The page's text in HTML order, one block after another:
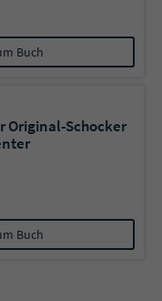
Buch
Original-Schocker
Buch
Buchtitel